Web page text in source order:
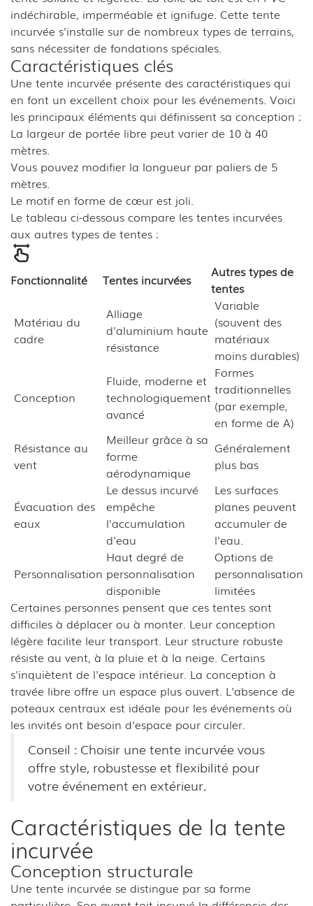
indéchirable, imperméable et ignifuge. Cette tente
incurvée s'installe sur de nombreux types de terrains,
sans nécessiter de fondations spéciales.
Caractéristiques clés
Une tente incurvée présente des caractéristiques qui
en font un excellent choix pour les événements. Voici
les principaux éléments qui définissent sa conception :
La largeur de portée libre peut varier de 10 à 40
mètres.
Vous pouvez modifier la longueur par paliers de 5
mètres.
Le motif en forme de cœur est joli.
Le tableau ci-dessous compare les tentes incurvées
aux autres types de tentes :
Fonctionnalité Tentes incurvées
Autres types de
tentes
Matériau du
cadre
Alliage
d'aluminium haute
résistance
Variable
(souvent des
matériaux
moins durables)
Conception
Fluide, moderne et
technologiquement
avancé
Formes
traditionnelles
(par exemple,
en forme de A)
Résistance au
vent
Meilleur grâce à sa
forme
aérodynamique
Généralement
plus bas
Évacuation des
eaux
Le dessus incurvé
empêche
l'accumulation
d'eau
Les surfaces
planes peuvent
accumuler de
l'eau.
Personnalisation
Haut degré de
personnalisation
disponible
Options de
personnalisation
limitées
Certaines personnes pensent que ces tentes sont
difficiles à déplacer ou à monter. Leur conception
légère facilite leur transport. Leur structure robuste
résiste au vent, à la pluie et à la neige. Certains
s'inquiètent de l'espace intérieur. La conception à
travée libre offre un espace plus ouvert. L'absence de
poteaux centraux est idéale pour les événements où
les invités ont besoin d'espace pour circuler.
Conseil : Choisir une tente incurvée vous
offre style, robustesse et flexibilité pour
votre événement en extérieur.
Caractéristiques de la tente
incurvée
Conception structurale
Une tente incurvée se distingue par sa forme